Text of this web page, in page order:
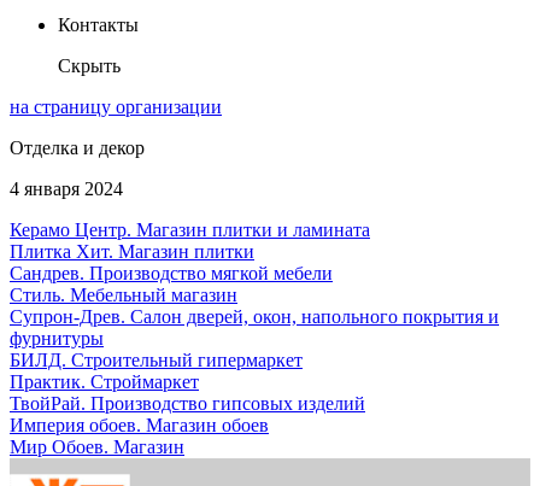
Контакты
Скрыть
на страницу организации
Отделка и декор
4 января 2024
Керамо Центр. Магазин плитки и ламината
Плитка Хит. Магазин плитки
Сандрев. Производство мягкой мебели
Стиль. Мебельный магазин
Супрон-Древ. Салон дверей, окон, напольного покрытия и
фурнитуры
БИЛД. Строительный гипермаркет
Практик. Строймаркет
ТвойРай. Производство гипсовых изделий
Империя обоев. Магазин обоев
Мир Обоев. Магазин